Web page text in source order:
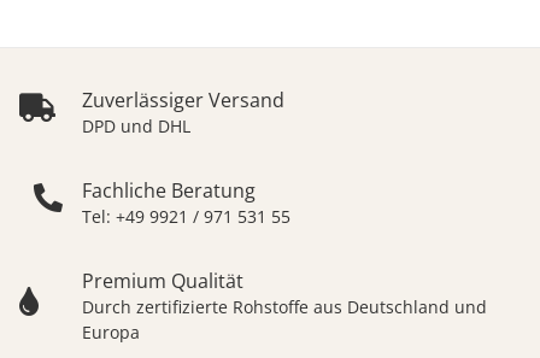
Zuverlässiger Versand
DPD und DHL
Fachliche Beratung
Tel: +49 9921 / 971 531 55
Premium Qualität
Durch zertifizierte Rohstoffe aus Deutschland und
Europa